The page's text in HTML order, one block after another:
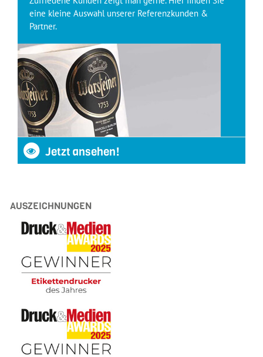
eine kleine Auswahl unserer Referenzkunden &
Partner.
Jetzt ansehen!
AUSZEICHNUNGEN